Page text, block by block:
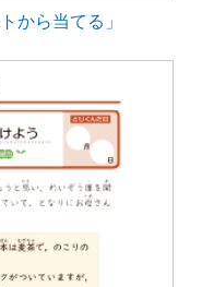
から当てる」